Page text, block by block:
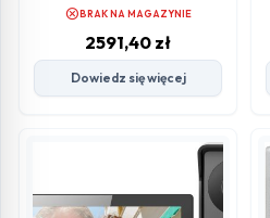
cancelBRAK NA MAGAZYNIE
2591,40 zł
Dowiedz się więcej